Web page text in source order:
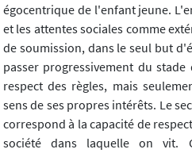
égocentrique de l'enfant jeune.
et les attentes sociales comme
de soumission, dans le seul but
passer progressivement du
respect des règles, mais
sens de ses propres intérêts. Le
correspond à la capacité de
société dans laquelle on vit.